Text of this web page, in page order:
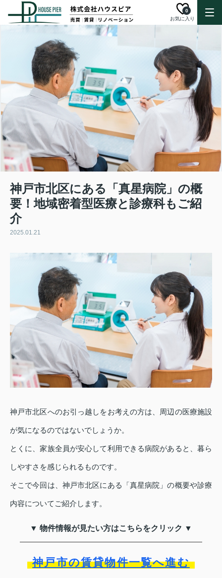
お気に入り
0
神戸市北区にある「真星病院」の概
要！地域密着型医療と診療科もご紹
介
2025.01.21
神戸市北区へのお引っ越しをお考えの方は、周辺の医療施設
が気になるのではないでしょうか。
とくに、家族全員が安心して利用できる病院があると、暮ら
しやすさを感じられるものです。
そこで今回は、神戸市北区にある「真星病院」の概要や診療
内容についてご紹介します。
▼ 物件情報が見たい方はこちらをクリック ▼
神戸市の賃貸物件一覧へ進む